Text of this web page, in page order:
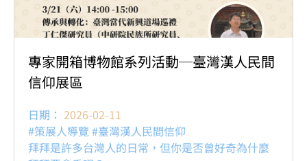
專家開箱博物館系列活動─臺灣漢人民間
信仰展區
日期： 2026-02-11
#策展人導覽 #臺灣漢人民間信仰
拜拜是許多台灣人的日常，但你是否曾好奇為什麼